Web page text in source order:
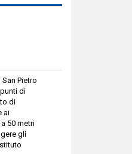
Pietro
di
di
ai
50 metri
gli